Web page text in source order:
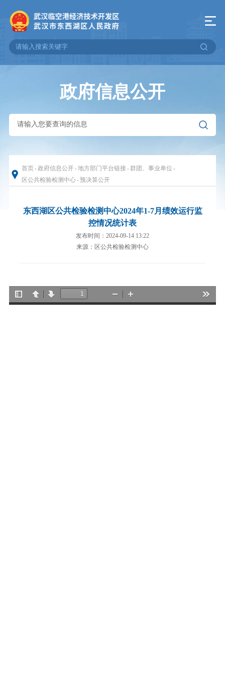
政府信息公开
首页-政府信息公开-地方部门平台链接- 群团、事业单位 -
区公共检验检测中心-预决算公开
东西湖区公共检验检测中心2024年1-7月绩效运行监
控情况统计表
发布时间：2024-09-14 13:22
来源：区公共检验检测中心